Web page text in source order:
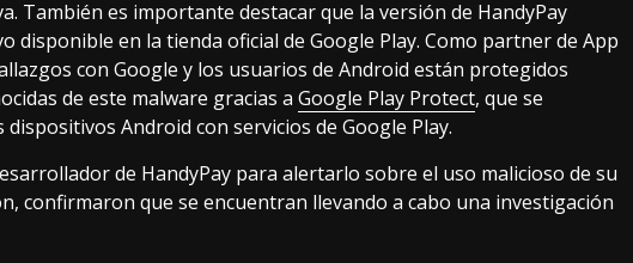
También es importante destacar que la versión de HandyPay
disponible en la tienda oficial de Google Play. Como partner de App
con Google y los usuarios de Android están protegidos
de este malware gracias a Google Play Protect, que se
Android con servicios de Google Play.
de HandyPay para alertarlo sobre el uso malicioso de su
confirmaron que se encuentran llevando a cabo una investigación